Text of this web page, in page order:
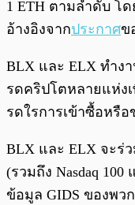
1 ETH ตามลำดับ โ
อ้างอิงจากประกาศข
BLX และ ELX ทำง
รดคริปโตหลายแห่ง
รดใรการเข้าซื้อหรือ
BLX และ ELX จะร่
(รวมถึง Nasdaq 100
ข้อมูล GIDS ของพวก